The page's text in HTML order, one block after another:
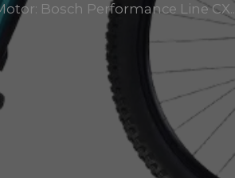
Bosch Performance Line CX..